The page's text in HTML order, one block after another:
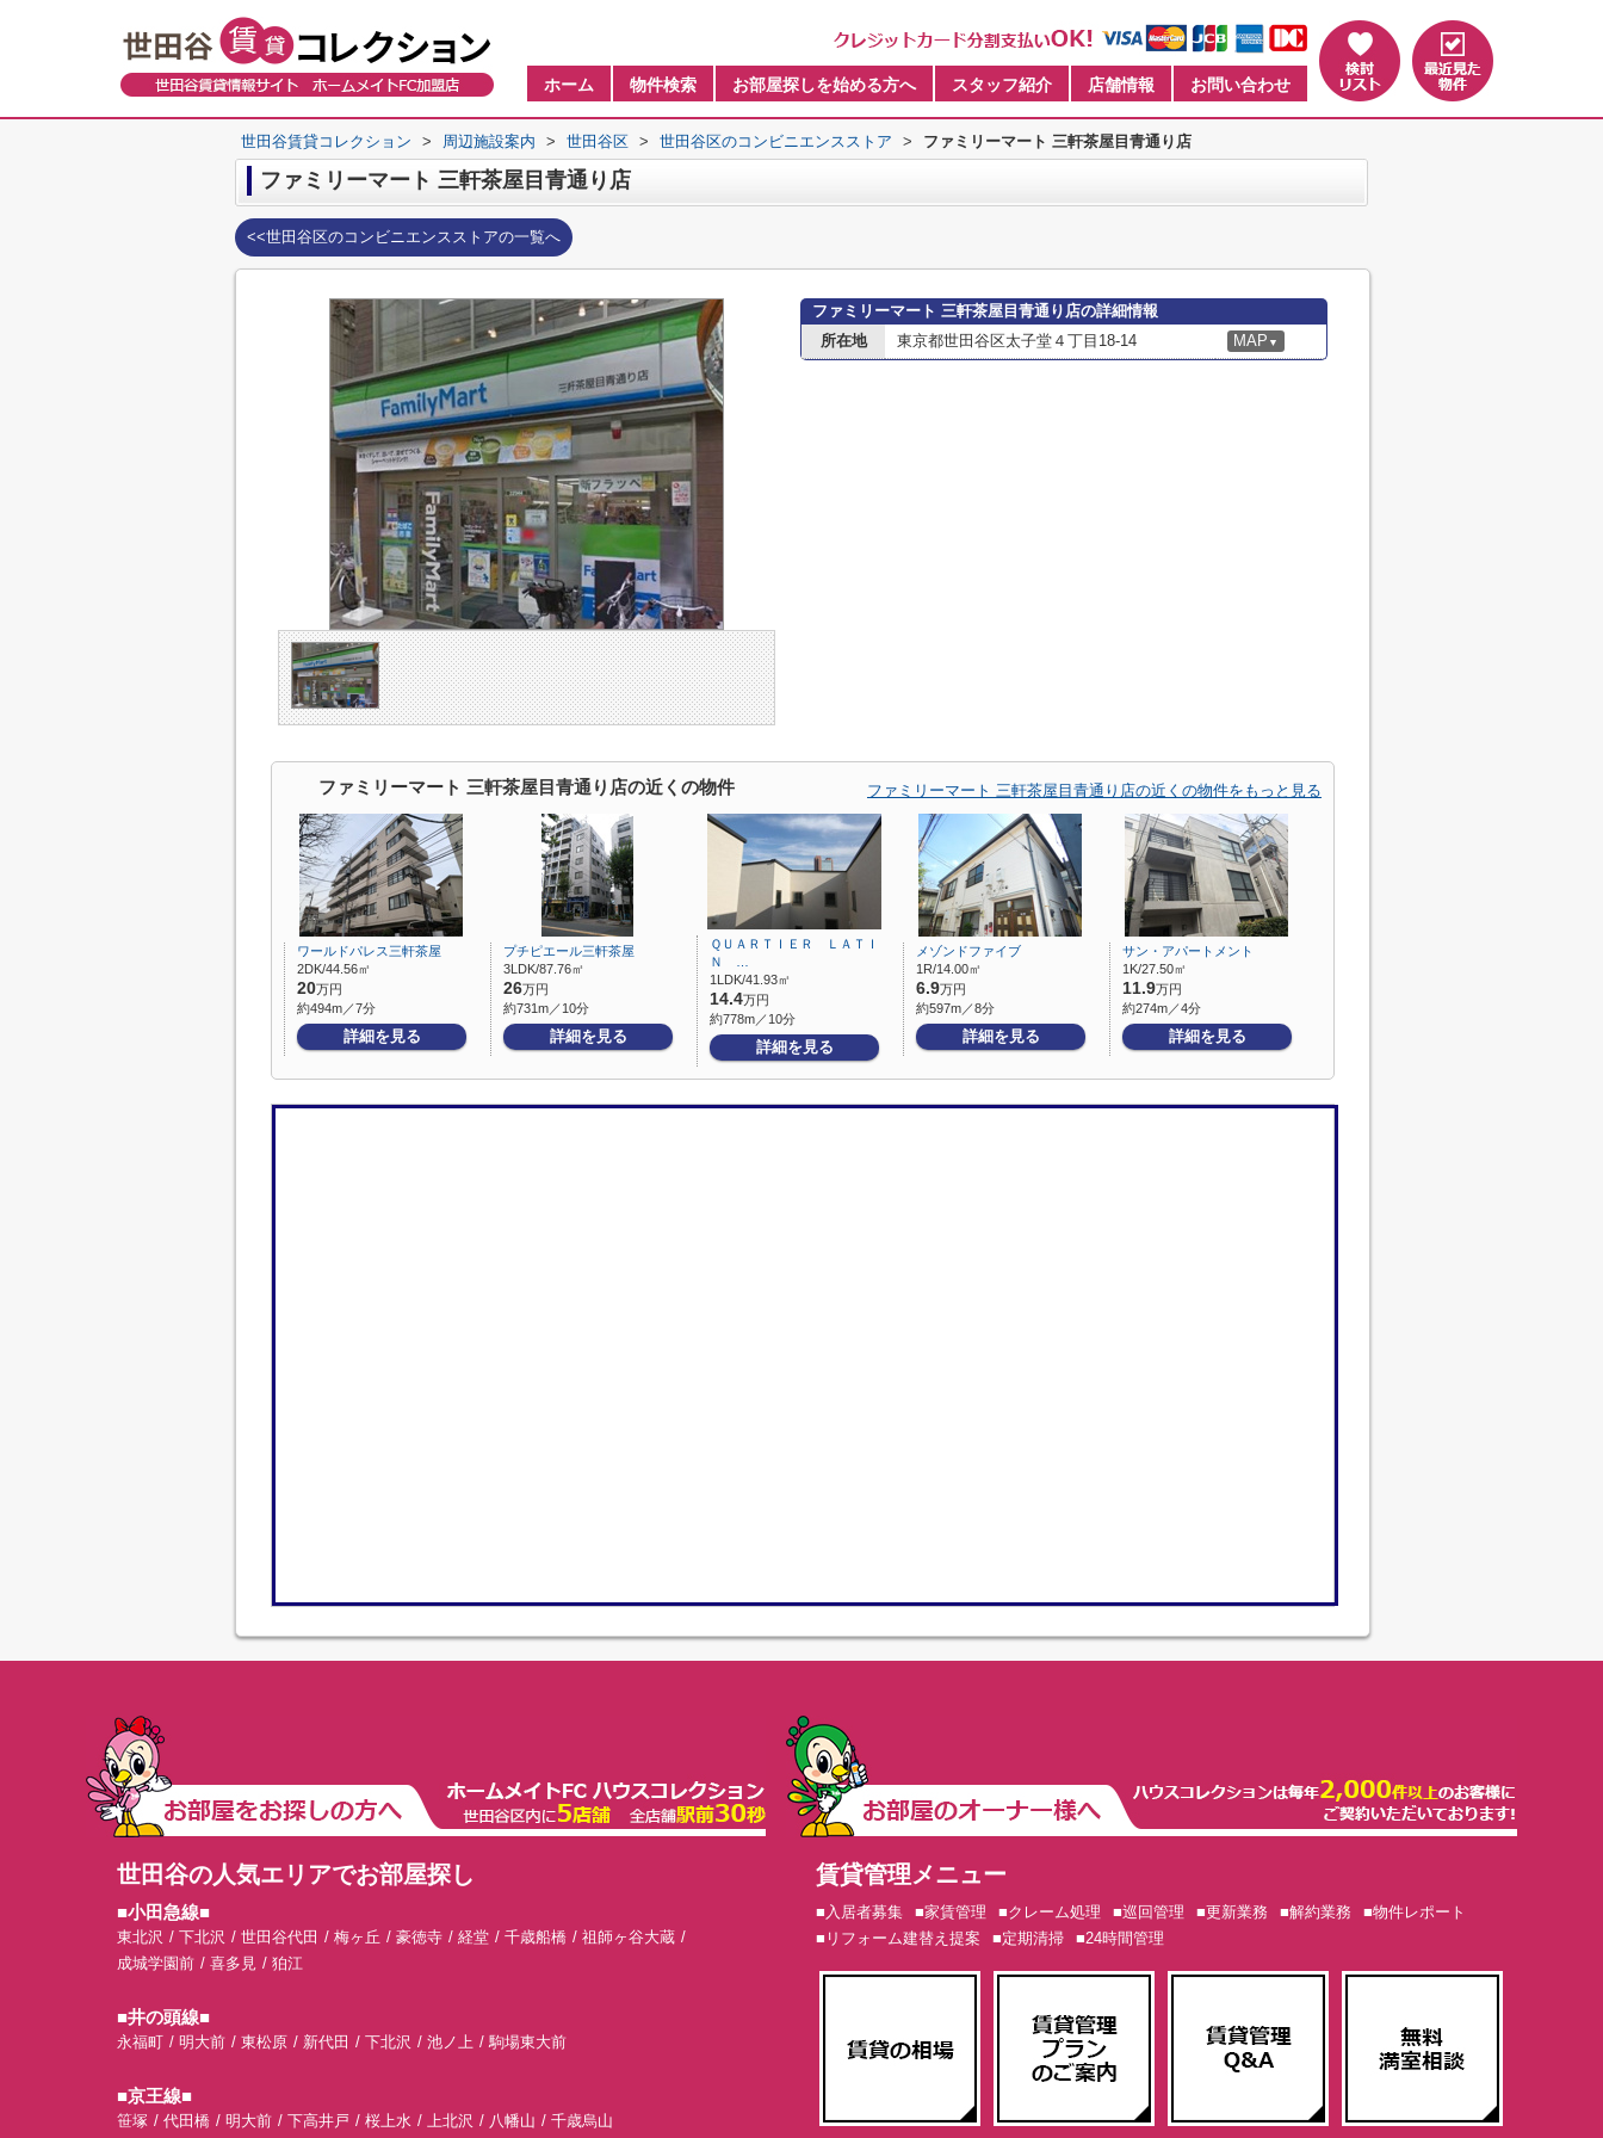
ホーム 物件検索 お部屋探しを始める方へ スタッフ紹介 店舗情報 お問い合わせ
世田谷賃貸コレクション > 周辺施設案内 > 世田谷区 > 世田谷区のコンビニエンスストア > ファミリーマート 三軒茶屋目青通り店
ファミリーマート 三軒茶屋目青通り店
<<世田谷区のコンビニエンスストアの一覧へ
ファミリーマート 三軒茶屋目青通り店の詳細情報
所在地
東京都世田谷区太子堂４丁目18-14 MAP ▼
ファミリーマート 三軒茶屋目青通り店の近くの物件 ファミリーマート 三軒茶屋目青通り店の近くの物件をもっと見る
ワールドパレス三軒茶屋
2DK/44.56㎡
20万円
約494m／7分
詳細を見る
プチピエール三軒茶屋
3LDK/87.76㎡
26万円
約731m／10分
詳細を見る
ＱＵＡＲＴＩＥＲ ＬＡＴＩ
Ｎ …
1LDK/41.93㎡
14.4万円
約778m／10分
詳細を見る
メゾンドファイブ
1R/14.00㎡
6.9万円
約597m／8分
詳細を見る
サン・アパートメント
1K/27.50㎡
11.9万円
約274m／4分
詳細を見る
世田谷の人気エリアでお部屋探し
■小田急線■
東北沢 下北沢 世田谷代田 梅ヶ丘 豪徳寺 経堂 千歳船橋
祖師ヶ谷大蔵
成城学園前
喜多見 狛江
■井の頭線■
永福町 明大前 東松原 新代田 下北沢 池ノ上 駒場東大前
■京王線■
笹塚 代田橋 明大前 下高井戸 桜上水 上北沢 八幡山 千歳烏山
賃貸管理メニュー
■入居者募集 ■家賃管理 ■クレーム処理 ■巡回管理 ■更新業務 ■解約業務
■物件レポート
■リフォーム建替え提案
■定期清掃 ■24時間管理